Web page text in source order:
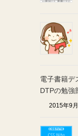
電子書籍デ
DTPの勉強
2015年9